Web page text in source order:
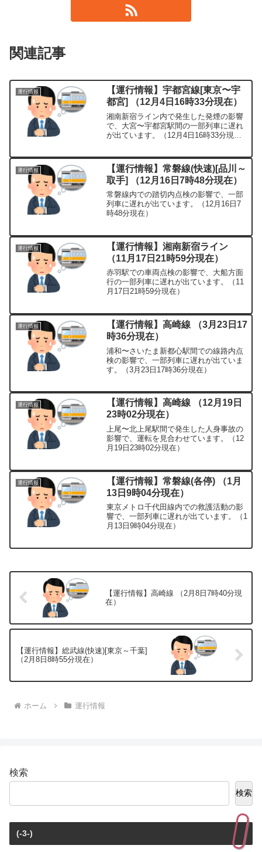
関連記事
運行情報
【運行情報】宇都宮線[東京〜宇
都宮] （12月4日16時33分現在）
湘南新宿ライン内で発生した発煙の影響
で、大宮〜宇都宮駅間の一部列車に遅れ
が出ています。（12月4日16時33分現
運行情報
【運行情報】常磐線(快速)[品川～
取手] （12月16日7時48分現在）
常磐線内での踏切内点検の影響で、一部
列車に遅れが出ています。（12月16日7
時48分現在）
運行情報
【運行情報】湘南新宿ライン
（11月17日21時59分現在）
赤羽駅での車両点検の影響で、大船方面
行の一部列車に遅れが出ています。（11
月17日21時59分現在）
運行情報
【運行情報】高崎線 （3月23日17
時36分現在）
浦和〜さいたま新都心駅間での線路内点
検の影響で、一部列車に遅れが出ていま
す。（3月23日17時36分現在）
運行情報
【運行情報】高崎線 （12月19日
23時02分現在）
上尾〜北上尾駅間で発生した人身事故の
影響で、運転を見合わせています。（12
月19日23時02分現在）
運行情報
【運行情報】常磐線(各停) （1月
13日9時04分現在）
東京メトロ千代田線内での救護活動の影
響で、一部列車に遅れが出ています。（1
月13日9時04分現在）
【運行情報】高崎線 （2月8日7時40分現
在）
【運行情報】総武線(快速)[東京～千葉]
（2月8日8時55分現在）
ホーム 運行情報
検索
検索
(-3-)